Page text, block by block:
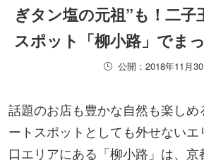
ぎタン塩の元祖”も！二子
スポット「柳小路」でま
公開：2018年11月
話題のお店も豊かな自然も楽し
ートスポットとしても外せない
口エリアにある「柳小路」は、